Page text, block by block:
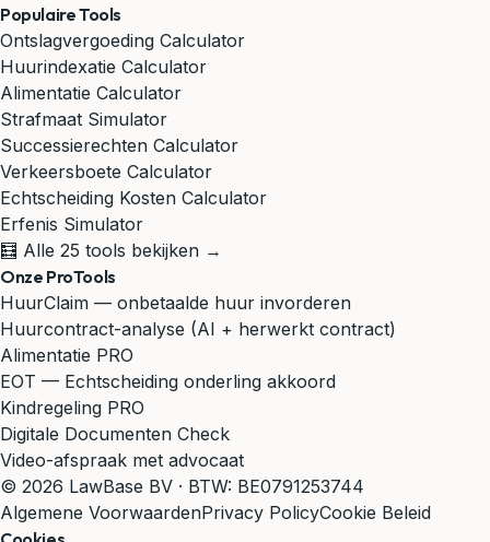
Populaire Tools
Ontslagvergoeding Calculator
Huurindexatie Calculator
Alimentatie Calculator
Strafmaat Simulator
Successierechten Calculator
Verkeersboete Calculator
Echtscheiding Kosten Calculator
Erfenis Simulator
🧮 Alle 25 tools bekijken →
Onze ProTools
HuurClaim — onbetaalde huur invorderen
Huurcontract-analyse (AI + herwerkt contract)
Alimentatie PRO
EOT — Echtscheiding onderling akkoord
Kindregeling PRO
Digitale Documenten Check
Video-afspraak met advocaat
© 2026 LawBase BV · BTW: BE0791253744
Algemene VoorwaardenPrivacy PolicyCookie Beleid